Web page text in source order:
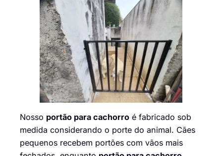
Nosso portão para cachorro é fabricado sob
medida considerando o porte do animal. Cães
pequenos recebem portões com vãos mais